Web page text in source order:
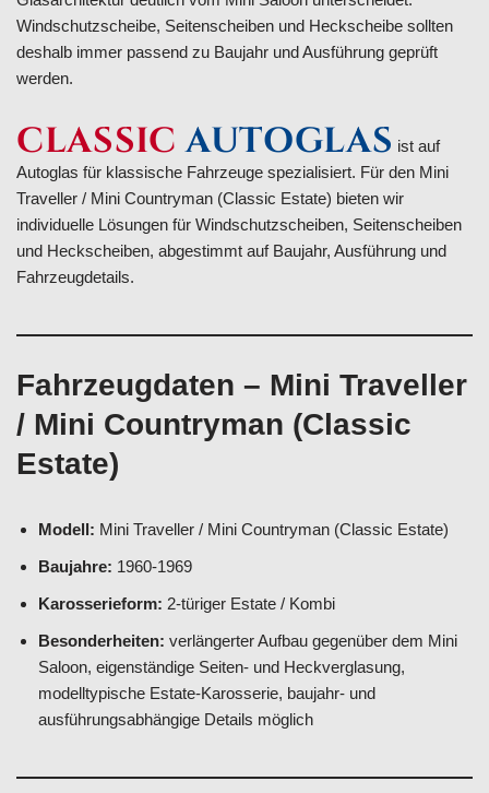
Windschutzscheibe, Seitenscheiben und Heckscheibe sollten
deshalb immer passend zu Baujahr und Ausführung geprüft
werden.
CLASSIC AUTOGLAS ist auf
Autoglas für klassische Fahrzeuge spezialisiert. Für den Mini
Traveller / Mini Countryman (Classic Estate) bieten wir
individuelle Lösungen für Windschutzscheiben, Seitenscheiben
und Heckscheiben, abgestimmt auf Baujahr, Ausführung und
Fahrzeugdetails.
Fahrzeugdaten – Mini Traveller
/ Mini Countryman (Classic
Estate)
Modell: Mini Traveller / Mini Countryman (Classic Estate)
Baujahre: 1960-1969
Karosserieform: 2-türiger Estate / Kombi
Besonderheiten: verlängerter Aufbau gegenüber dem Mini
Saloon, eigenständige Seiten- und Heckverglasung,
modelltypische Estate-Karosserie, baujahr- und
ausführungsabhängige Details möglich